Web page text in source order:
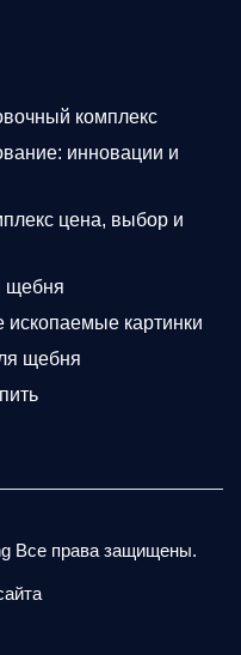
комплекс
инновации и
цена, выбор и
щебня
картинки
щебня
Все права защищены.